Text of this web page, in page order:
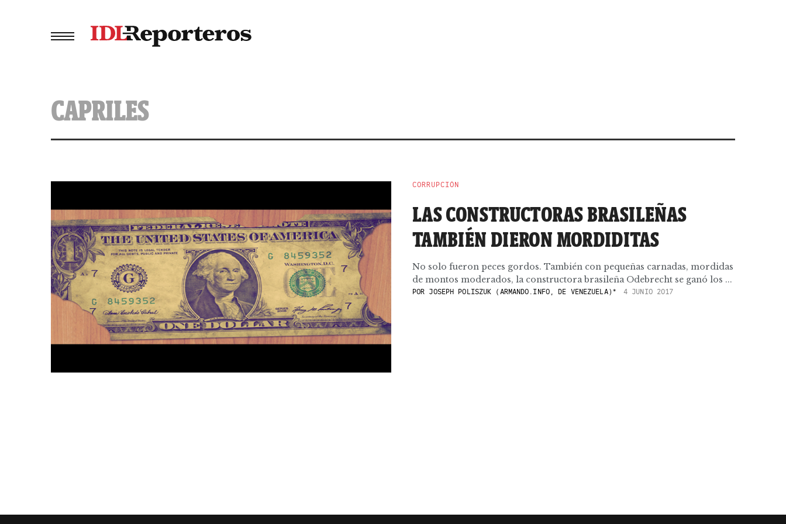
CAPRILES
CORRUPCIÓN
LAS CONSTRUCTORAS BRASILEÑAS
TAMBIÉN DIERON MORDIDITAS
No solo fueron peces gordos. También con pequeñas carnadas, mordidas
de montos moderados, la constructora brasileña Odebrecht se ganó los ...
POR JOSEPH POLISZUK (ARMANDO.INFO, DE VENEZUELA)* 4 JUNIO 2017